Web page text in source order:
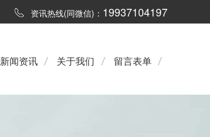
资讯热线(同微信)： 19937104197
新闻资讯 关于我们 留言表单